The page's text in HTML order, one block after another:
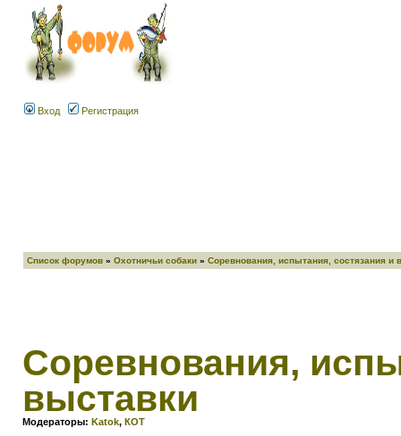
Вход Регистрация
Список форумов » Охотничьи собаки » Соревнования, испытания, состязания и
Соревнования,
выставки
Модераторы: Katok, КОТ